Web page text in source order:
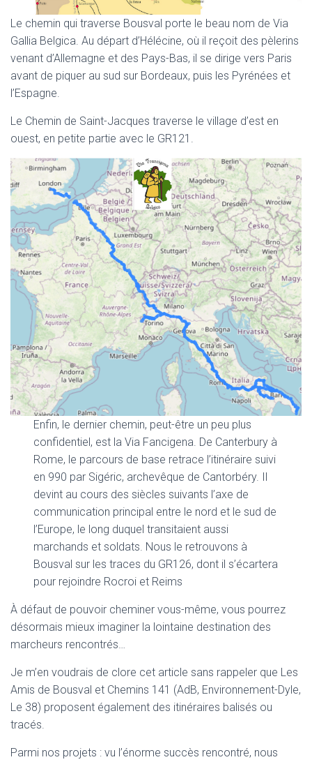
Le chemin qui traverse Bousval porte le beau nom de Via
Gallia Belgica. Au départ d’Hélécine, où il reçoit des pèlerins
venant d’Allemagne et des Pays-Bas, il se dirige vers Paris
avant de piquer au sud sur Bordeaux, puis les Pyrénées et
l’Espagne.
Le Chemin de Saint-Jacques traverse le village d’est en
ouest, en petite partie avec le GR121.
Enfin, le dernier chemin, peut-être un peu plus
confidentiel, est la Via Fancigena. De Canterbury à
Rome, le parcours de base retrace l’itinéraire suivi
en 990 par Sigéric, archevêque de Cantorbéry. Il
devint au cours des siècles suivants l’axe de
communication principal entre le nord et le sud de
l’Europe, le long duquel transitaient aussi
marchands et soldats. Nous le retrouvons à
Bousval sur les traces du GR126, dont il s’écartera
pour rejoindre Rocroi et Reims
À défaut de pouvoir cheminer vous-même, vous pourrez
désormais mieux imaginer la lointaine destination des
marcheurs rencontrés…
Je m’en voudrais de clore cet article sans rappeler que Les
Amis de Bousval et Chemins 141 (AdB, Environnement-Dyle,
Le 38) proposent également des itinéraires balisés ou
tracés.
Parmi nos projets : vu l’énorme succès rencontré, nous